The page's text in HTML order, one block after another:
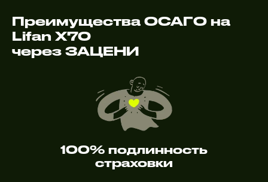
Преимущества ОСАГО на
Lifan X70
через ЗАЦЕНИ
100% подлинность
страховки